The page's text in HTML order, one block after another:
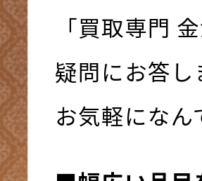
「買取専門
疑問にお答し
お気軽にな